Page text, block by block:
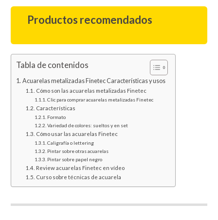
Productos recomendados
Tabla de contenidos
Acuarelas metalizadas Finetec Características y usos
Cómo son las acuarelas metalizadas Finetec
Clic para comprar acuarelas metalizadas Finetec
Características
Formato
Variedad de colores: sueltos y en set
Cómo usar las acuarelas Finetec
Caligrafía o lettering
Pintar sobre otras acuarelas
Pintar sobre papel negro
Review acuarelas Finetec en vídeo
Curso sobre técnicas de acuarela